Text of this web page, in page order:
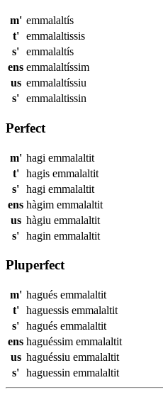
m' emmalaltís
t'
emmalaltissis
s' emmalaltís
ens emmalaltíssim
us emmalaltíssiu
s' emmalaltissin
Perfect
m' hagi emmalaltit
t'
hagis emmalaltit
s' hagi emmalaltit
ens hàgim emmalaltit
us hàgiu emmalaltit
s' hagin emmalaltit
Pluperfect
m' hagués emmalaltit
t'
haguessis emmalaltit
s' hagués emmalaltit
ens haguéssim emmalaltit
us haguéssiu emmalaltit
s' haguessin emmalaltit